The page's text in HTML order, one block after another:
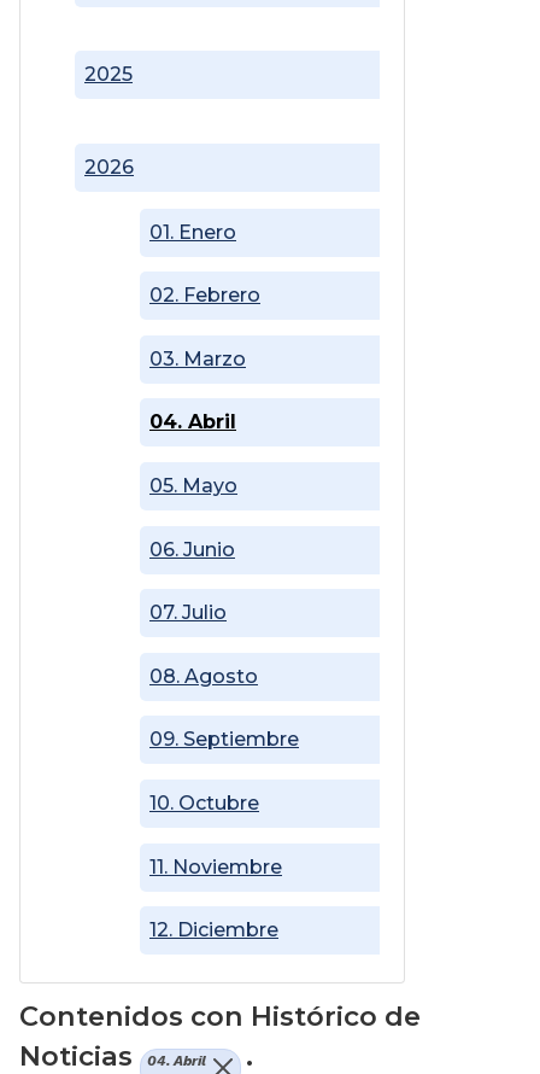
2025
2026
01. Enero
02. Febrero
03. Marzo
04. Abril
05. Mayo
06. Junio
07. Julio
08. Agosto
09. Septiembre
10. Octubre
11. Noviembre
12. Diciembre
Contenidos con Histórico de
Noticias
04. Abril .